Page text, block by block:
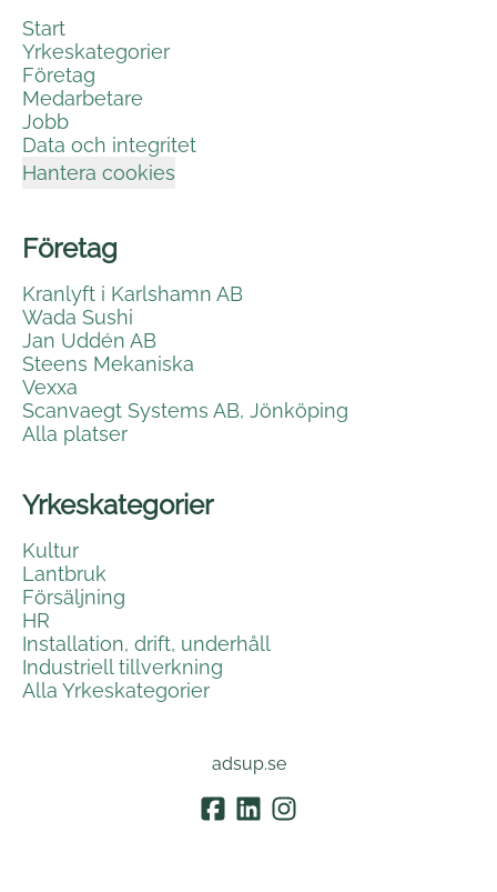
Start
Yrkeskategorier
Företag
Medarbetare
Jobb
Data och integritet
Hantera cookies
Företag
Kranlyft i Karlshamn AB
Wada Sushi
Jan Uddén AB
Steens Mekaniska
Vexxa
Scanvaegt Systems AB, Jönköping
Alla platser
Yrkeskategorier
Kultur
Lantbruk
Försäljning
HR
Installation, drift, underhåll
Industriell tillverkning
Alla Yrkeskategorier
adsup.se